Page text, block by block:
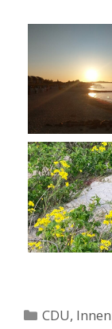
Kategorien
CDU,